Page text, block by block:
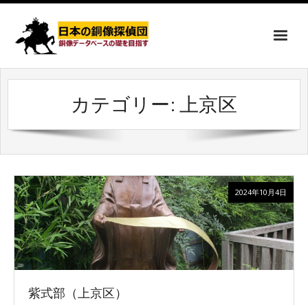
カテゴリー: 上京区
紫式部（上京区）
2024年10月4日